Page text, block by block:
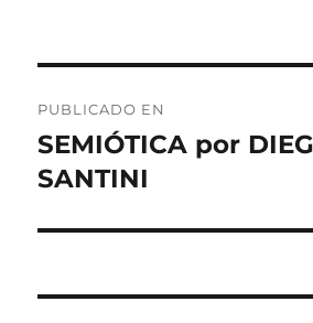
de
entradas
PUBLICADO EN
SEMIÓTICA por
SANTINI